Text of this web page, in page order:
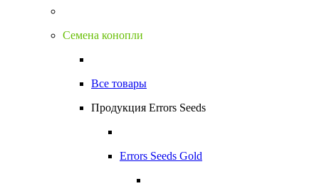
Семена конопли
Все товары
Продукция Errors Seeds
Errors Seeds Gold